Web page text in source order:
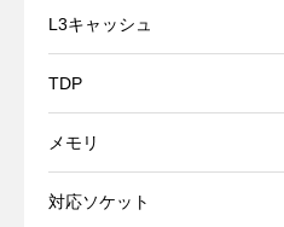
L3キャッシュ
TDP
メモリ
対応ソケット